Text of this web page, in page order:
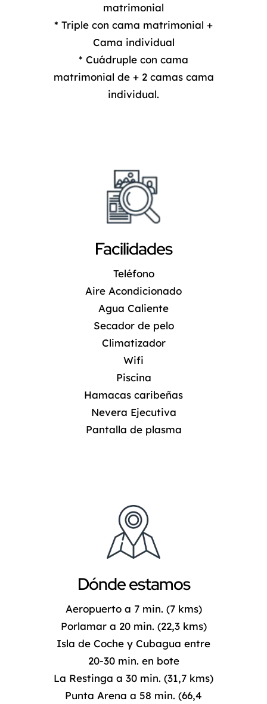
matrimonial
* Triple con cama matrimonial +
Cama individual
* Cuádruple con cama
matrimonial de + 2 camas cama
individual.
Facilidades
Teléfono
Aire Acondicionado
Agua Caliente
Secador de pelo
Climatizador
Wifi
Piscina
Hamacas caribeñas
Nevera Ejecutiva
Pantalla de plasma
Dónde estamos
Aeropuerto a 7 min. (7 kms)
Porlamar a 20 min. (22,3 kms)
Isla de Coche y Cubagua entre
20-30 min. en bote
La Restinga a 30 min. (31,7 kms)
Punta Arena a 58 min. (66,4